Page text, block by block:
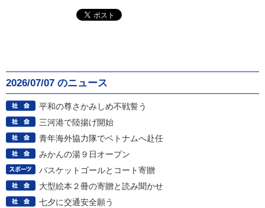
2026/07/07 のニュース
平和の尊さかみしめ不戦誓う
三河港で陸揚げ開始
青年海外協力隊でベトナムへ赴任
みかんの湯９日オープン
バスケットゴールとコート寄贈
大型絵本２冊の寄贈と読み聞かせ
七夕に交通安全願う